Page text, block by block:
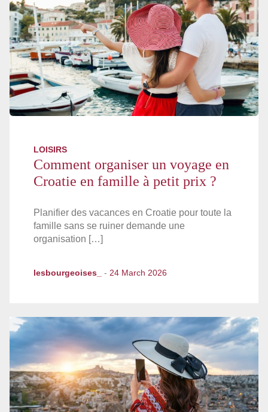
LOISIRS
Comment organiser un voyage en
Croatie en famille à petit prix ?
Planifier des vacances en Croatie pour toute la
famille sans se ruiner demande une
organisation […]
lesbourgeoises_ - 24 March 2026